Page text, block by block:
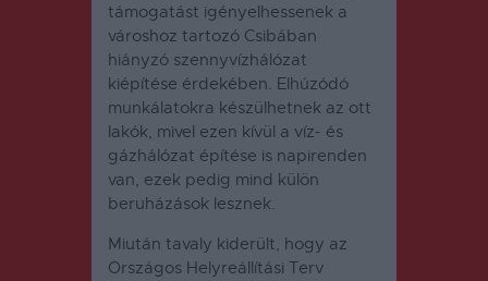
támogatást igényelhessenek a
városhoz tartozó Csibában
hiányzó szennyvízhálózat
kiépítése érdekében. Elhúzódó
munkálatokra készülhetnek az ott
lakók, mivel ezen kívül a víz- és
gázhálózat építése is napirenden
van, ezek pedig mind külön
beruházások lesznek.
Miután tavaly kiderült, hogy az
Országos Helyreállítási Terv